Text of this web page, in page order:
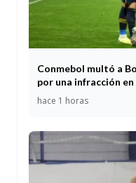
Conmebol multó a
por una infracción
hace 1 horas